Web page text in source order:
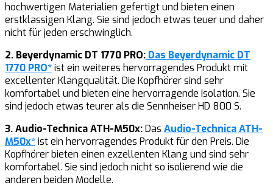
hochwertigen Materialien gefertigt und bieten einen
erstklassigen Klang. Sie sind jedoch etwas teuer und daher
nicht für jeden erschwinglich.
2. Beyerdynamic DT 1770 PRO: Das Beyerdynamic DT
1770 PRO*ist ein weiteres hervorragendes Produkt mit
excellenter Klangqualität. Die Kopfhörer sind sehr
komfortabel und bieten eine hervorragende Isolation. Sie
sind jedoch etwas teurer als die Sennheiser HD 800 S.
3. Audio-Technica ATH-M50x:Das Audio-Technica ATH-
M50x*ist ein hervorragendes Produkt für den Preis. Die
Kopfhörer bieten einen exzellenten Klang und sind sehr
komfortabel. Sie sind jedoch nicht so isolierend wie die
anderen beiden Modelle.